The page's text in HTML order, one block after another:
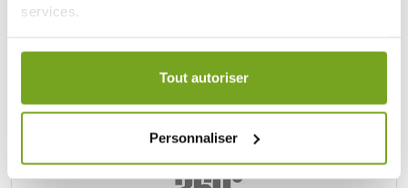
services.
Votre choix de consentement est conservé pendant une
Tout autoriser
Personnaliser